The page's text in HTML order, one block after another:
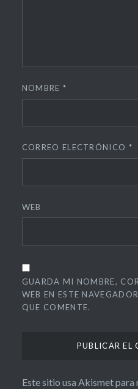
NOMBRE *
CORREO ELECTRÓNICO *
WEB
GUARDA MI NOMBRE,
WEB EN ESTE
QUE COMENTE.
Este sitio usa Akismet para